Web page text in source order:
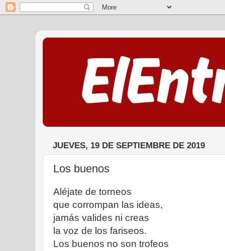
JUEVES, 19 DE SEPTIEMBRE DE 2019
Los buenos
Aléjate de torneos
que corrompan las ideas,
jamás valides ni creas
la voz de los fariseos.
Los buenos no son trofeos